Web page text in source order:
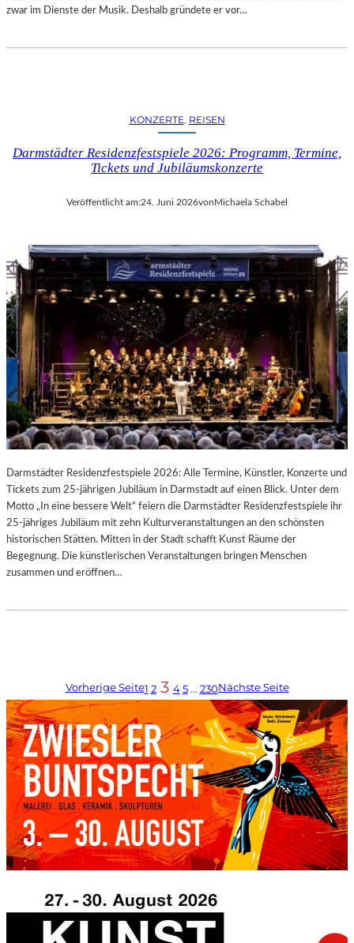
zwar im Dienste der Musik. Deshalb gründete er vor…
KONZERTE, REISEN
Darmstädter Residenzfestspiele 2026: Programm, Termine,
Tickets und Jubiläumskonzerte
Veröffentlicht am:24. Juni 2026vonMichaela Schabel
Darmstädter Residenzfestspiele 2026: Alle Termine, Künstler, Konzerte und
Tickets zum 25-jährigen Jubiläum in Darmstadt auf einen Blick. Unter dem
Motto „In eine bessere Welt“ feiern die Darmstädter Residenzfestspiele ihr
25-jähriges Jubiläum mit zehn Kulturveranstaltungen an den schönsten
historischen Stätten. Mitten in der Stadt schafft Kunst Räume der
Begegnung. Die künstlerischen Veranstaltungen bringen Menschen
zusammen und eröffnen…
Vorherige Seite1 2 3 4 5 … 230Nächste Seite